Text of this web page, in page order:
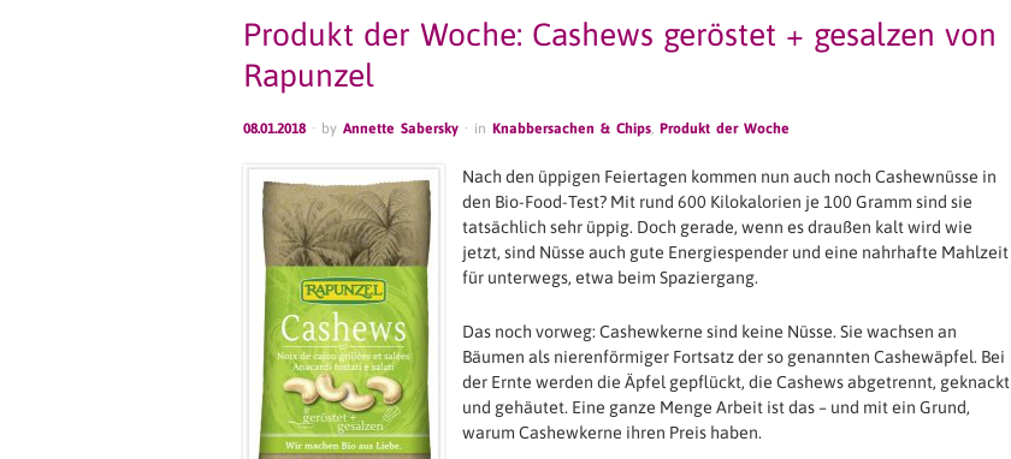
Produkt der Woche: Cashews geröstet + gesalzen von
Rapunzel
08.01.2018 · by Annette Sabersky · in Knabbersachen & Chips Produkt der Woche
Nach den üppigen Feiertagen kommen nun auch noch Cashewnüsse in
den Bio-Food-Test? Mit rund 600 Kilokalorien je 100 Gramm sind sie
tatsächlich sehr üppig. Doch gerade, wenn es draußen kalt wird wie
jetzt, sind Nüsse auch gute Energiespender und eine nahrhafte Mahlzeit
für unterwegs, etwa beim Spaziergang.
Das noch vorweg: Cashewkerne sind keine Nüsse. Sie wachsen an
Bäumen als nierenförmiger Fortsatz der so genannten Cashewäpfel. Bei
der Ernte werden die Äpfel gepflückt, die Cashews abgetrennt, geknackt
und gehäutet. Eine ganze Menge Arbeit ist das – und mit ein Grund,
warum Cashewkerne ihren Preis haben.